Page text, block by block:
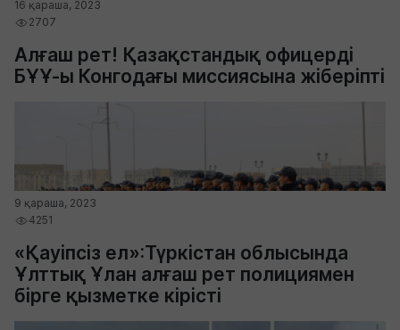
16 қараша, 2023
2707
Алғаш рет! Қазақстандық офицерді
БҰҰ-ы Конгодағы миссиясына жіберіпті
9 қараша, 2023
4251
«Қауіпсіз ел»:Түркістан облысында
Ұлттық Ұлан алғаш рет полициямен
бірге қызметке кірісті